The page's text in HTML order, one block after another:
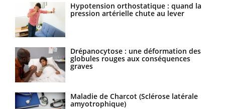
Hypotension orthostatique : quand la
pression artérielle chute au lever
Drépanocytose : une déformation des
globules rouges aux conséquences
graves
Maladie de Charcot (Sclérose latérale
amyotrophique)